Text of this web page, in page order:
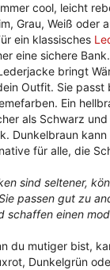
cool, leicht
Grau, Weiß oder
ein klassisches
eine sichere Bank.
bringt
Outfit. Sie passt
Ein
als Schwarz
Dunkelbraun
für alle, die
sind seltener,
passen gut zu
schaffen einen
du mutiger bist,
Dunkelgrün